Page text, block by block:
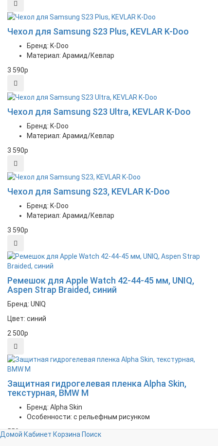
Чехол для Samsung S23 Plus, KEVLAR K-Doo
Бренд: K-Doo
Материал: Арамид/Кевлар
3 590p
Чехол для Samsung S23 Ultra, KEVLAR K-Doo
Бренд: K-Doo
Материал: Арамид/Кевлар
3 590p
Чехол для Samsung S23, KEVLAR K-Doo
Бренд: K-Doo
Материал: Арамид/Кевлар
3 590p
Ремешок для Apple Watch 42-44-45 мм, UNIQ,
Aspen Strap Braided, синий
Бренд: UNIQ
Цвет: синий
2 500p
Защитная гидрогелевая пленка Alpha Skin,
текстурная, BMW M
Бренд: Alpha Skin
Особенности: с рельефным рисунком
550p
Домой Кабинет Корзина Поиск